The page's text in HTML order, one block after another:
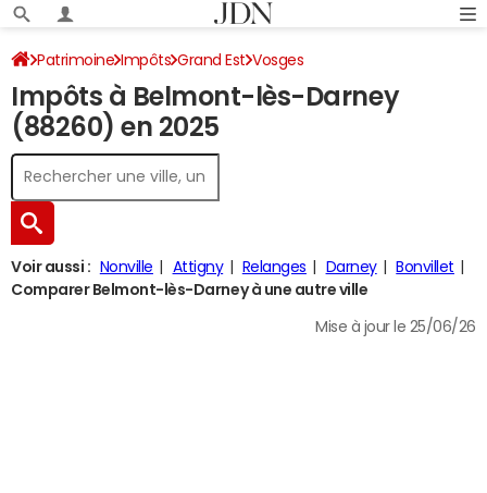
Patrimoine Impôts Grand Est Vosges
Belmont-lès-Darney Impôt sur le revenu
Impôts à Belmont-lès-Darney
(88260) en 2025
Voir aussi : Nonville Attigny Relanges Darney
Bonvillet
Comparer Belmont-lès-Darney à une autre ville
Mise à jour le 25/06/26